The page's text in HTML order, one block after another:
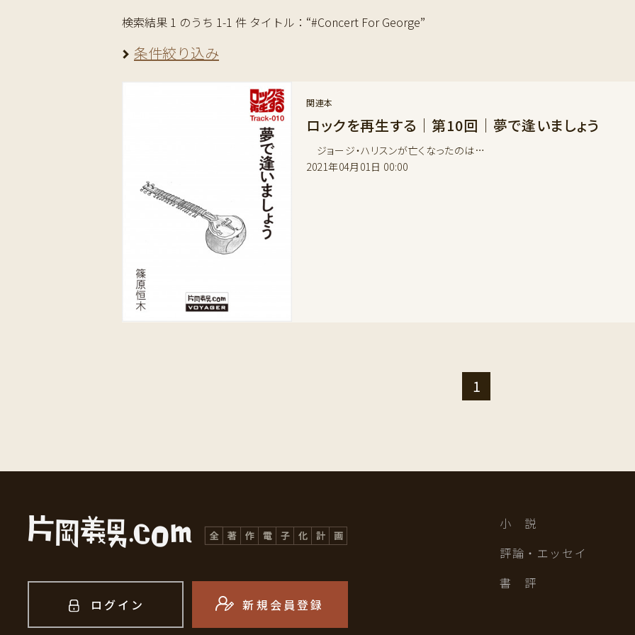
検索結果 1 のうち 1-1 件 タイトル：“#Concert For George”
条件絞り込み
関連本
ロックを再生する｜第10回｜夢で逢いましょう
ジョージ・ハリスンが亡くなったのは…
2021年04月01日 00:00
1
ログイン 新規会員登録
小 説
評論・エッセイ
書 評